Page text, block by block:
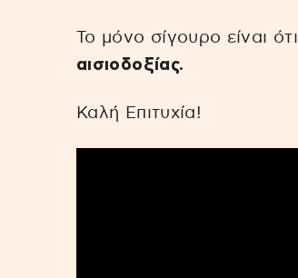
Το μόνο σίγουρο είναι ότι
αισιοδοξίας.
Καλή Επιτυχία!